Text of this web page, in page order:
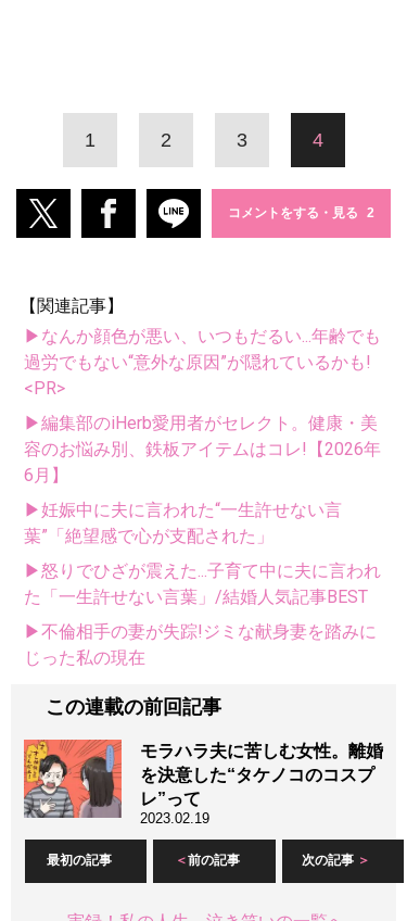
1 2 3 4
コメントをする・見る
【関連記事】
▶なんか顔色が悪い、いつもだるい...年齢でも
過労でもない“意外な原因”が隠れているかも!
<PR>
▶編集部のiHerb愛用者がセレクト。健康・美
容のお悩み別、鉄板アイテムはコレ!【2026年
6月】
▶妊娠中に夫に言われた“一生許せない言
葉”「絶望感で心が支配された」
▶怒りでひざが震えた...子育て中に夫に言われ
た「一生許せない言葉」/結婚人気記事BEST
▶不倫相手の妻が失踪!ジミな献身妻を踏みに
じった私の現在
この連載の前回記事
モラハラ夫に苦しむ女性。離婚
を決意した“タケノコのコスプ
レ”って
2023.02.19
最初の記事 前の記事 次の記事